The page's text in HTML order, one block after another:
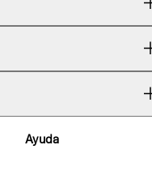
Ayuda